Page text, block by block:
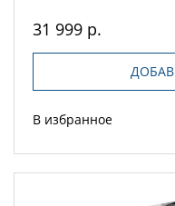
31 999 р.
В избранное